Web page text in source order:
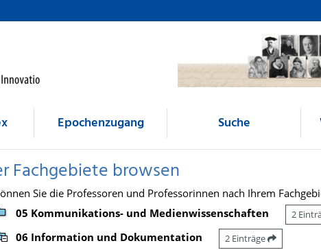
Epochenzugang Suche
Fachgebiete browsen
Sie die Professoren und Professorinnen nach Ihrem
05 Kommunikations- und Medienwissenschaften
2
06 Information und Dokumentation 2 Einträge